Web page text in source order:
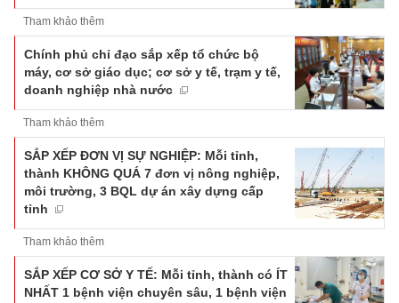
Tham khảo thêm
Chính phủ chỉ đạo sắp xếp tổ chức bộ
máy, cơ sở giáo dục; cơ sở y tế, trạm y tế,
doanh nghiệp nhà nước
Tham khảo thêm
SẮP XẾP ĐƠN VỊ SỰ NGHIỆP: Mỗi tỉnh,
thành KHÔNG QUÁ 7 đơn vị nông nghiệp,
môi trường, 3 BQL dự án xây dựng cấp
tỉnh
Tham khảo thêm
SẮP XẾP CƠ SỞ Y TẾ: Mỗi tỉnh, thành có ÍT
NHẤT 1 bệnh viện chuyên sâu, 1 bệnh viện